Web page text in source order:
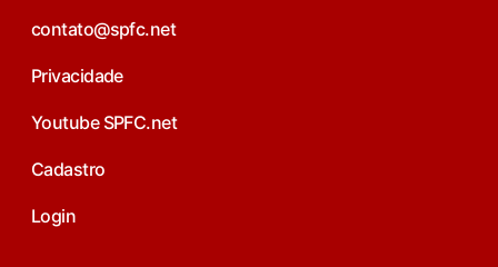
contato@spfc.net
Privacidade
Youtube SPFC.net
Cadastro
Login